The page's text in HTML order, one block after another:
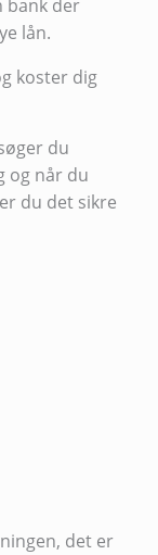
bank der
lån.
koster dig
du
og når du
du det sikre
det er